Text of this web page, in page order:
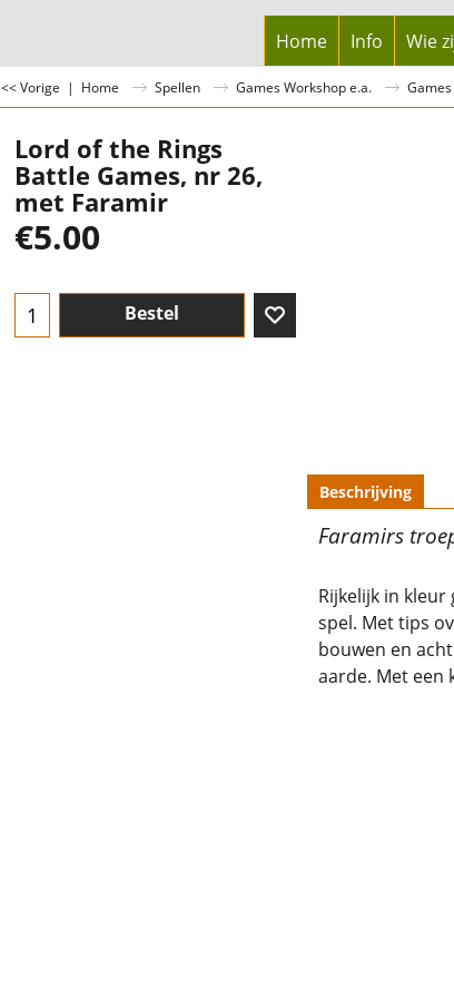
Home Info Wie
<< Vorige | Home Spellen Games Workshop e.a.
Lord of the Rings
Battle Games, nr 26,
met Faramir
€5.00
Bestel
Beschrijving
Faramirs
Rijkelijk in
spel. Met tips
bouwen en
aarde. Met een